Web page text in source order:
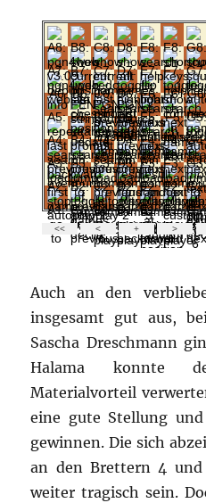
Auch an den
insgesamt gut aus,
Sascha Dreschmann
Halama konnte
Materialvorteil
eine gute Stellung
gewinnen. Die sich
an den Brettern 4
weiter tragisch sein.